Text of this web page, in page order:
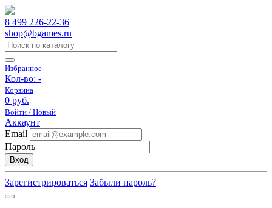
8 499 226-22-36
shop@bgames.ru
Избранное
Кол-во: -
Корзина
0 руб.
Войти / Новый
Аккаунт
Email
Пароль
Вход
Зарегистрироваться Забыли пароль?